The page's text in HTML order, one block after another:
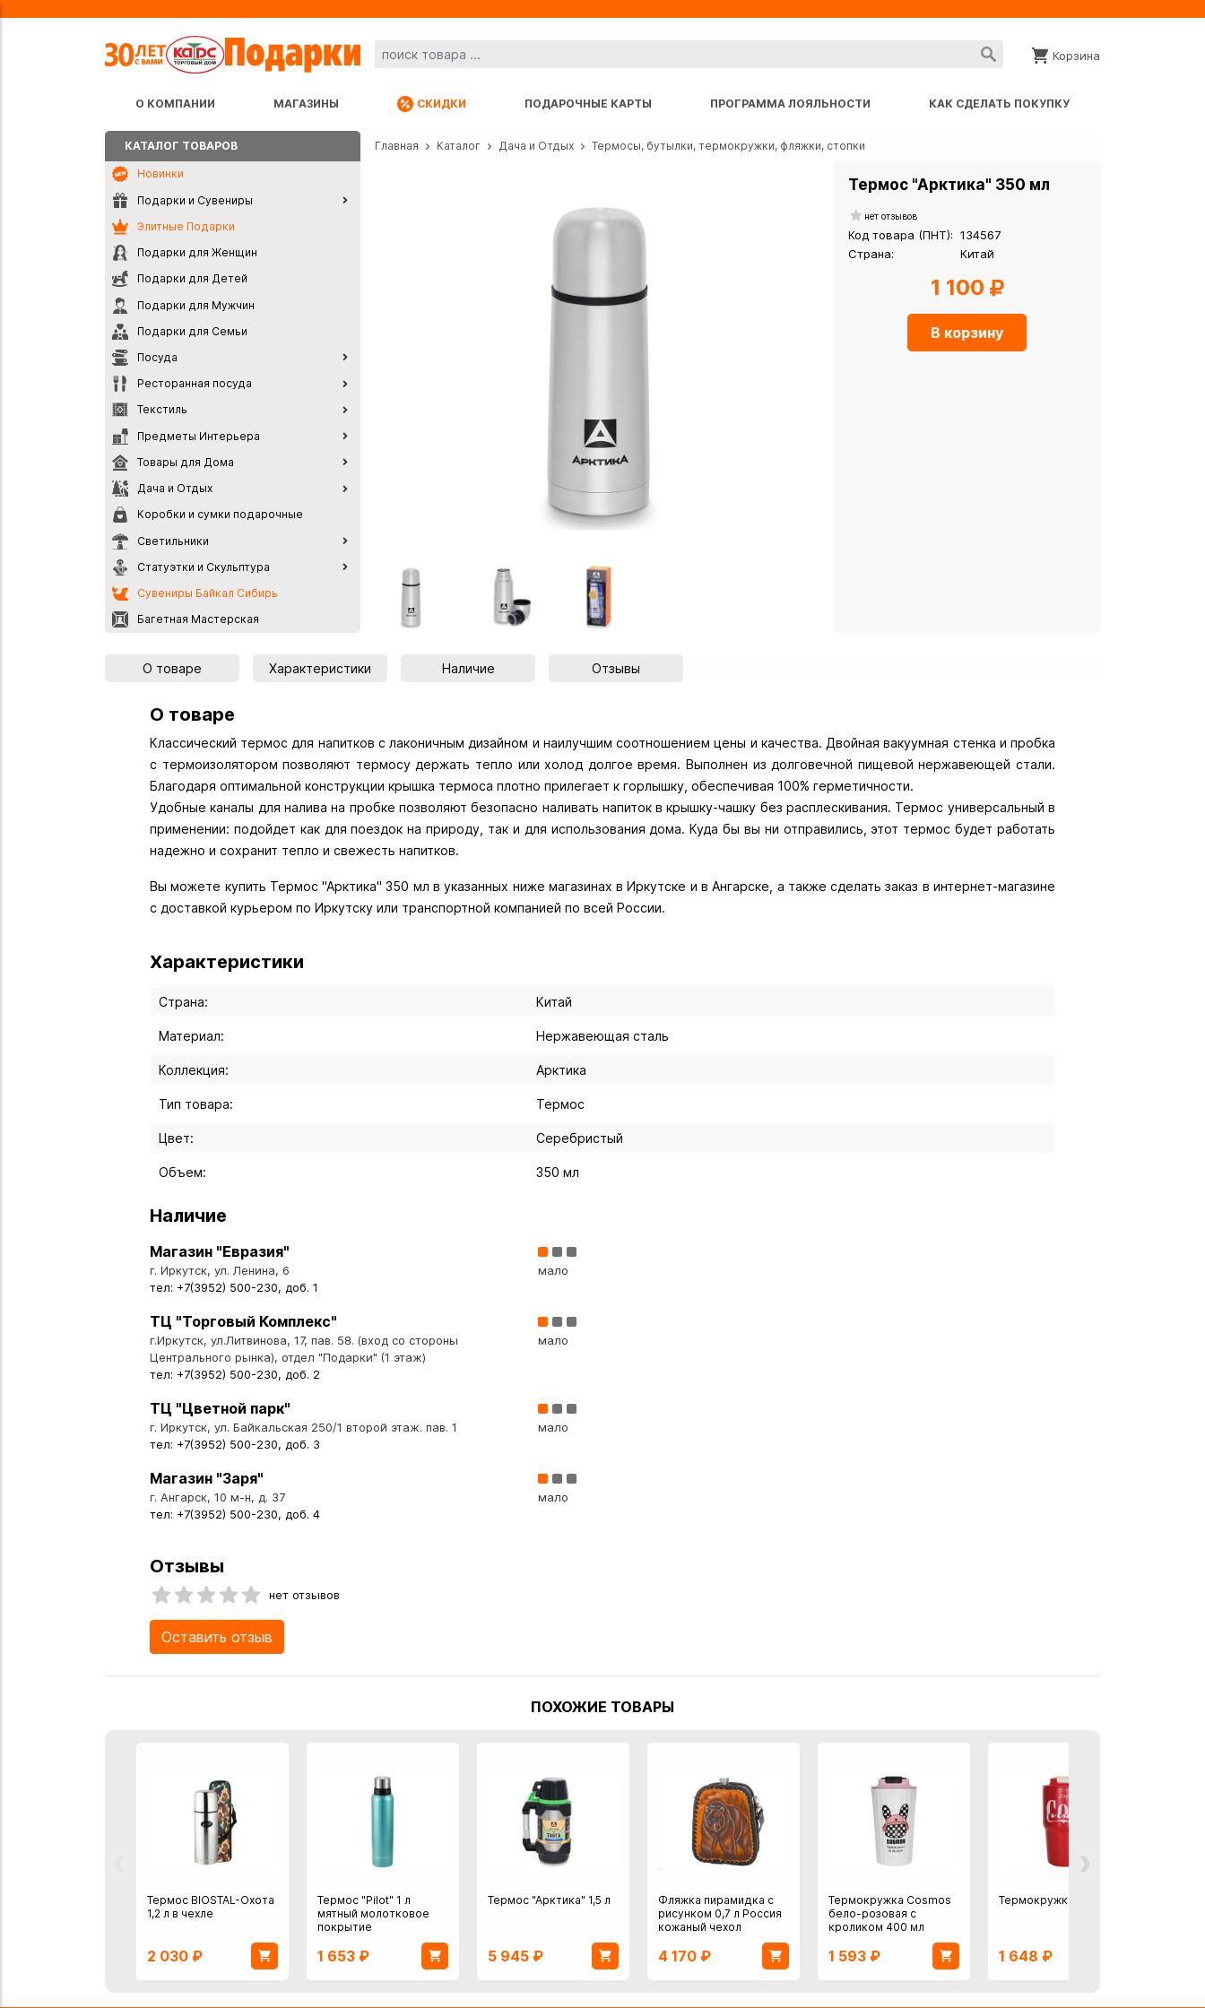
Корзина
О КОМПАНИИ МАГАЗИНЫ СКИДКИ ПОДАРОЧНЫЕ КАРТЫ ПРОГРАММА ЛОЯЛЬНОСТИ КАК СДЕЛАТЬ ПОКУПКУ
КАТАЛОГ ТОВАРОВ
Новинки
Подарки и Сувениры
Элитные Подарки
Подарки для Женщин
Подарки для Детей
Подарки для Мужчин
Подарки для Семьи
Посуда
Ресторанная посуда
Текстиль
Предметы Интерьера
Товары для Дома
Дача и Отдых
Коробки и сумки подарочные
Светильники
Статуэтки и Скульптура
Сувениры Байкал Сибирь
Багетная Мастерская
Главная Каталог Дача и Отдых Термосы, бутылки, термокружки, фляжки, стопки
Термос "Арктика" 350 мл
нет отзывов
Код товара (ПНТ): 134567
Страна:
Китай
1 100
В корзину
О товаре Характеристики Наличие Отзывы
О товаре
Классический термос для напитков с лаконичным дизайном и наилучшим соотношением цены и качества. Двойная вакуумная стенка и пробка
с термоизолятором позволяют термосу держать тепло или холод долгое время. Выполнен из долговечной пищевой нержавеющей стали.
Благодаря оптимальной конструкции крышка термоса плотно прилегает к горлышку, обеспечивая 100% герметичности.
Удобные каналы для налива на пробке позволяют безопасно наливать напиток в крышку-чашку без расплескивания. Термос универсальный в
применении: подойдет как для поездок на природу, так и для использования дома. Куда бы вы ни отправились, этот термос будет работать
надежно и сохранит тепло и свежесть напитков.
Вы можете купить Термос "Арктика" 350 мл в указанных ниже магазинах в Иркутске и в Ангарске, а также сделать заказ в интернет-магазине
с доставкой курьером по Иркутску или транспортной компанией по всей России.
Характеристики
Страна: Китай
Материал: Нержавеющая сталь
Коллекция: Арктика
Тип товара: Термос
Цвет: Серебристый
Объем: 350 мл
Наличие
Магазин "Евразия"
г. Иркутск, ул. Ленина, 6
тел: +7(3952) 500-230, доб. 1
мало
ТЦ "Торговый Комплекс"
г.Иркутск, ул.Литвинова, 17, пав. 58. (вход со стороны
Центрального рынка), отдел "Подарки" (1 этаж)
тел: +7(3952) 500-230, доб. 2
мало
ТЦ "Цветной парк"
г. Иркутск, ул. Байкальская 250/1 второй этаж. пав. 1
тел: +7(3952) 500-230, доб. 3
мало
Магазин "Заря"
г. Ангарск, 10 м-н, д. 37
тел: +7(3952) 500-230, доб. 4
мало
Отзывы
нет отзывов
Оставить отзыв
ПОХОЖИЕ ТОВАРЫ
›
Термос BIOSTAL-Охота
1,2 л в чехле
2 030 ₽
Термос "Pilot" 1 л
мятный молотковое
покрытие
1 653 ₽
Термос "Арктика" 1,5 л
5 945 ₽
Фляжка пирамидка с
рисунком 0,7 л Россия
кожаный чехол
4 170 ₽
Термокружка Cosmos
бело-розовая с
кроликом 400 мл
1 593 ₽
Термокружка 590 мл
1 648 ₽